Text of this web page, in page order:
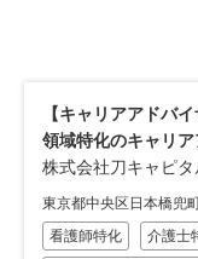
【キャリアアドバ
したキャリアアッ
株式会社プロパテ
東京都中央区日本橋2
施工管理技士特化